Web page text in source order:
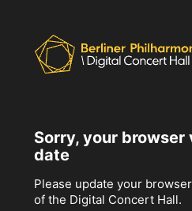
Sorry, your browser
date
Please update your
of the Digital Concert Hall.